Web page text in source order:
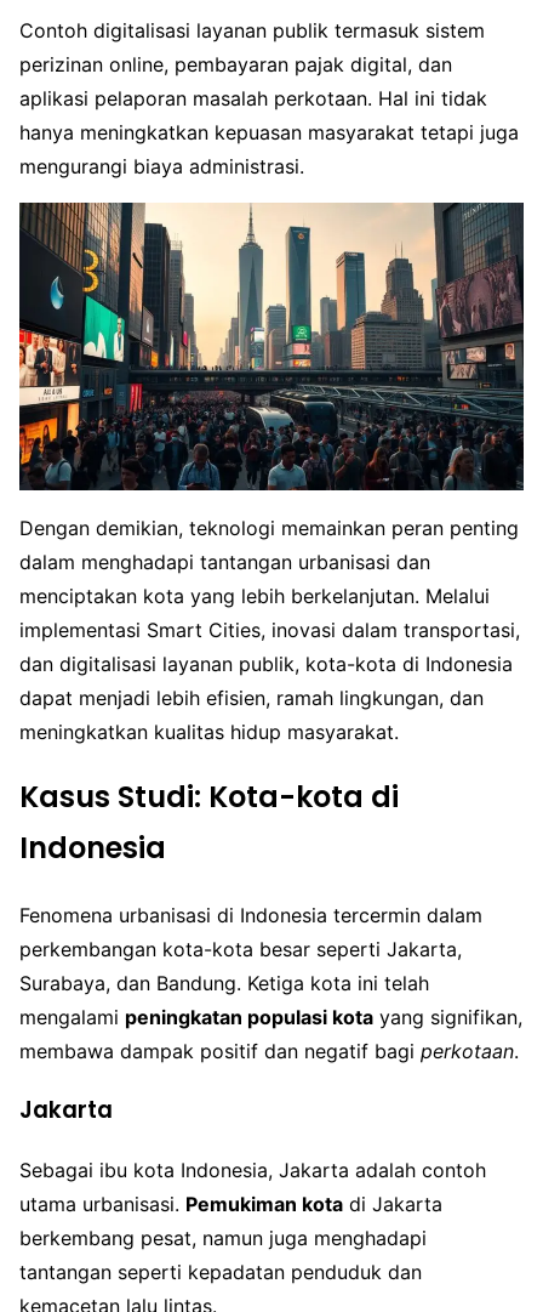
Contoh digitalisasi layanan publik termasuk sistem
perizinan online, pembayaran pajak digital, dan
aplikasi pelaporan masalah perkotaan. Hal ini tidak
hanya meningkatkan kepuasan masyarakat tetapi juga
mengurangi biaya administrasi.
Dengan demikian, teknologi memainkan peran penting
dalam menghadapi tantangan urbanisasi dan
menciptakan kota yang lebih berkelanjutan. Melalui
implementasi Smart Cities, inovasi dalam transportasi,
dan digitalisasi layanan publik, kota-kota di Indonesia
dapat menjadi lebih efisien, ramah lingkungan, dan
meningkatkan kualitas hidup masyarakat.
Kasus Studi: Kota-kota di
Indonesia
Fenomena urbanisasi di Indonesia tercermin dalam
perkembangan kota-kota besar seperti Jakarta,
Surabaya, dan Bandung. Ketiga kota ini telah
mengalami peningkatan populasi kota yang signifikan,
membawa dampak positif dan negatif bagi perkotaan.
Jakarta
Sebagai ibu kota Indonesia, Jakarta adalah contoh
utama urbanisasi. Pemukiman kota di Jakarta
berkembang pesat, namun juga menghadapi
tantangan seperti kepadatan penduduk dan
kemacetan lalu lintas.